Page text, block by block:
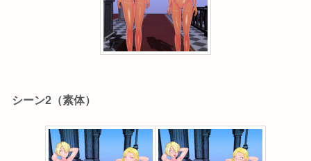
シーン2（素体）